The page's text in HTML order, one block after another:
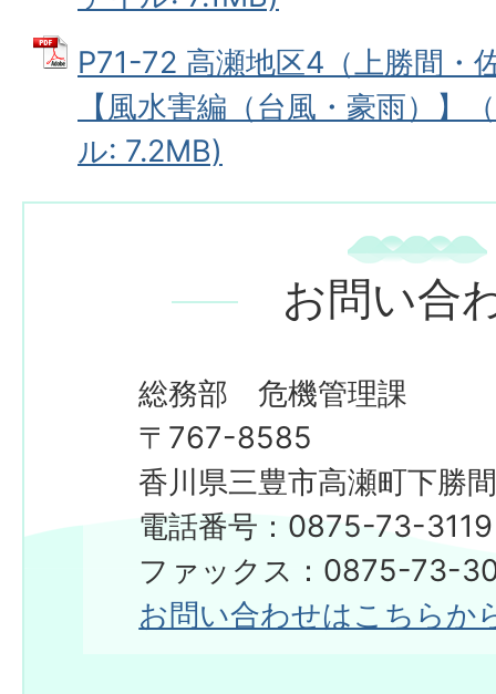
P71-72 高瀬地区4（上勝間・
【風水害編（台風・豪雨）】
ル: 7.2MB)
お問い合
総務部 危機管理課
〒767-8585
香川県三豊市高瀬町下勝
電話番号：0875-73-3119
ファックス：0875-73-
お問い合わせはこちらか